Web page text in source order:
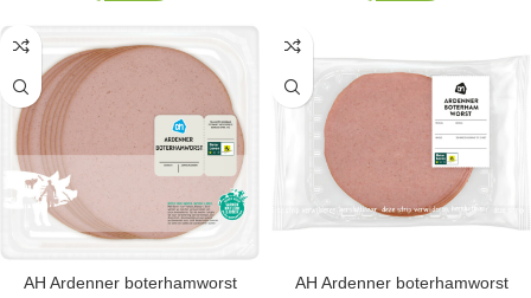
AH Ardenner boterhamworst AH Ardenner boterhamworst